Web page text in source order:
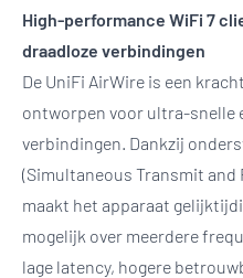
High-performance WiFi 7
draadloze verbindingen
De UniFi AirWire is een
ontworpen voor ultra-snelle
verbindingen. Dankzij
(Simultaneous Transmit and
maakt het apparaat
mogelijk over meerdere
lage latency, hogere